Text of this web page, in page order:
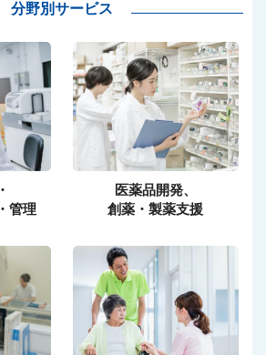
分野別サービス
管理
医薬品開発、
創薬・製薬支援